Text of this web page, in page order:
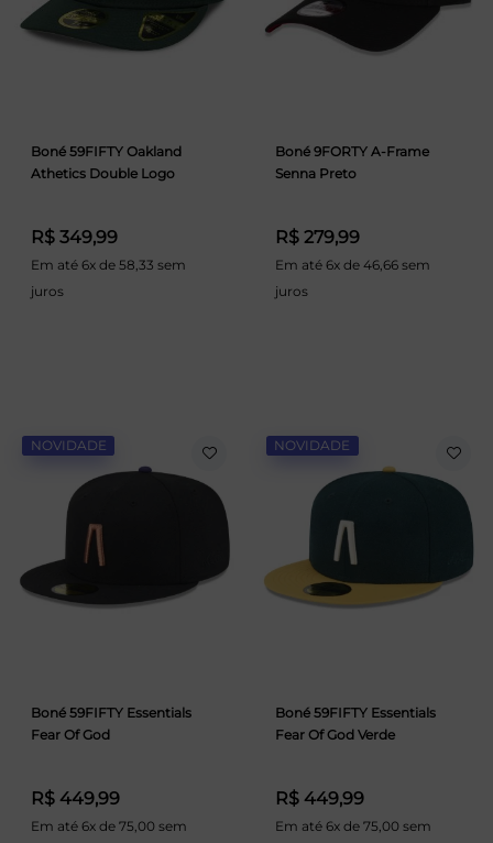
Boné 59FIFTY Oakland
Athetics Double Logo
R$ 349,99
Em até 6x de 58,33 sem
juros
Boné 9FORTY A-Frame
Senna Preto
R$ 279,99
Em até 6x de 46,66 sem
juros
NOVIDADE
Boné 59FIFTY Essentials
Fear Of God
R$ 449,99
Em até 6x de 75,00 sem
NOVIDADE
Boné 59FIFTY Essentials
Fear Of God Verde
R$ 449,99
Em até 6x de 75,00 sem